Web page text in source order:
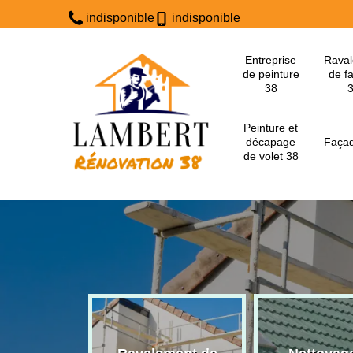
indisponible indisponible
Entreprise
de peinture
38
de
Peinture et
décapage
de volet 38